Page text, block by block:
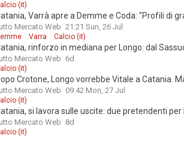
(it)
Varrà apre a Demme e Coda: "Profili di
Mercato Web 21:21 Sun, 26 Jul
Varra Calcio (it)
rinforzo in mediana per Longo: dal
Mercato Web 6d
(it)
Crotone, Longo vorrebbe Vitale a Catania.
Mercato Web 09:42 Mon, 27 Jul
(it)
si lavora sulle uscite: due pretendenti per
Mercato Web 8d
(it)